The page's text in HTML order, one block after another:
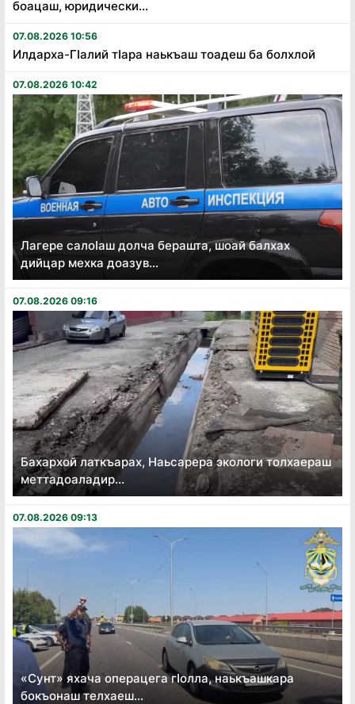
боацаш, юридически...
07.08.2026 10:56
Илдарха-Гӏалий тӏара наькъаш тоадеш ба болхлой
07.08.2026 10:42
Лагере салоӏаш долча берашта, шоай балхах
дийцар мехка доазув...
07.08.2026 09:16
Бахархой латкъарах, Наьсарера экологи толхаераш
меттадоаладир...
07.08.2026 09:13
«Сунт» яхача операцега гӏолла, наькъашкара
бокъонаш телхаеш...